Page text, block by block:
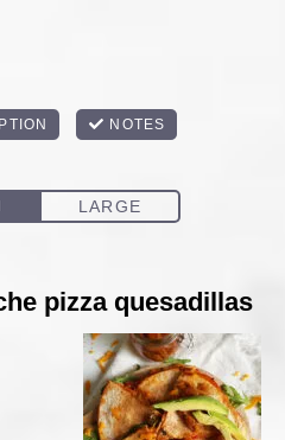
pizza quesadillas